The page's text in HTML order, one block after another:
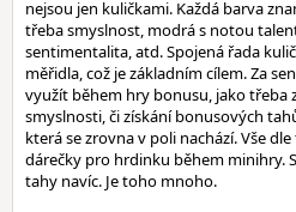
nejsou jen kuličkami. Každá barva
třeba smyslnost, modrá s notou
sentimentalita, atd. Spojená řada
měřidla, což je základním cílem. Za
využít během hry bonusu, jako třeba
smyslnosti, či získání bonusových
která se zrovna v poli nachází. Vše
dárečky pro hrdinku během minihry.
tahy navíc. Je toho mnoho.